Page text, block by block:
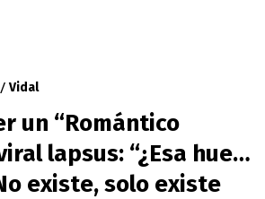
Vidal
un “Romántico
lapsus: “¿Esa hue…
existe, solo existe